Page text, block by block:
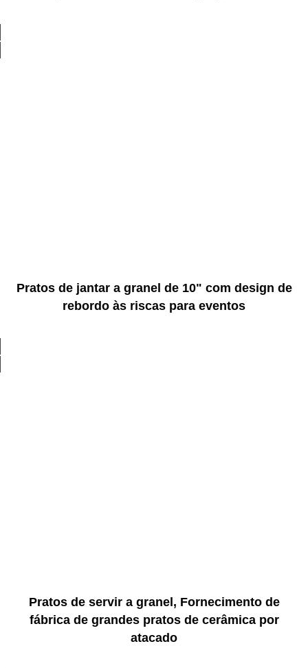
Pratos de jantar a granel de 10" com design de
rebordo às riscas para eventos
Pratos de servir a granel, Fornecimento de
fábrica de grandes pratos de cerâmica por
atacado